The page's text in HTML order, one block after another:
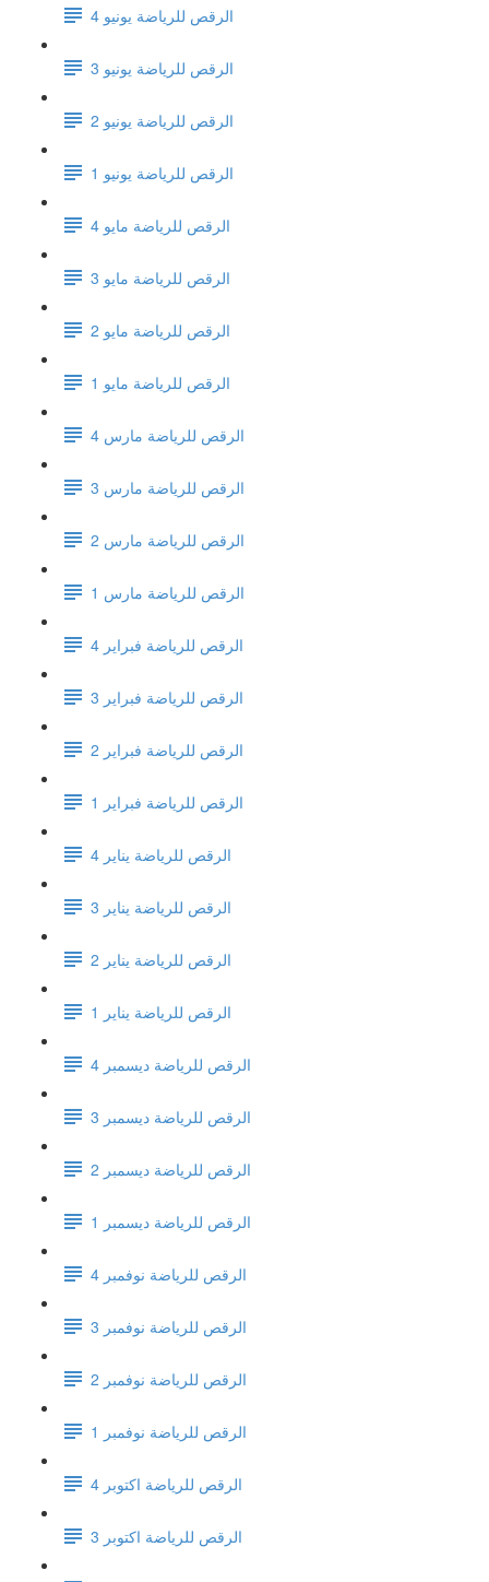
الرقص للرياضة يونيو 4
الرقص للرياضة يونيو 3
الرقص للرياضة يونيو 2
الرقص للرياضة يونيو 1
الرقص للرياضة مايو 4
الرقص للرياضة مايو 3
الرقص للرياضة مايو 2
الرقص للرياضة مايو 1
الرقص للرياضة مارس 4
الرقص للرياضة مارس 3
الرقص للرياضة مارس 2
الرقص للرياضة مارس 1
الرقص للرياضة فبراير 4
الرقص للرياضة فبراير 3
الرقص للرياضة فبراير 2
الرقص للرياضة فبراير 1
الرقص للرياضة يناير 4
الرقص للرياضة يناير 3
الرقص للرياضة يناير 2
الرقص للرياضة يناير 1
الرقص للرياضة ديسمبر 4
الرقص للرياضة ديسمبر 3
الرقص للرياضة ديسمبر 2
الرقص للرياضة ديسمبر 1
الرقص للرياضة نوفمبر 4
الرقص للرياضة نوفمبر 3
الرقص للرياضة نوفمبر 2
الرقص للرياضة نوفمبر 1
الرقص للرياضة اكتوبر 4
الرقص للرياضة اكتوبر 3